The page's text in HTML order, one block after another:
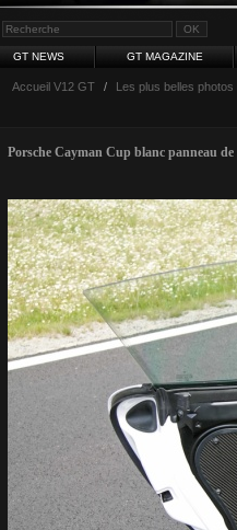
GT NEWS GT MAGAZINE
Accueil V12 GT / Les plus belles photos
Porsche Cayman Cup blanc panneau